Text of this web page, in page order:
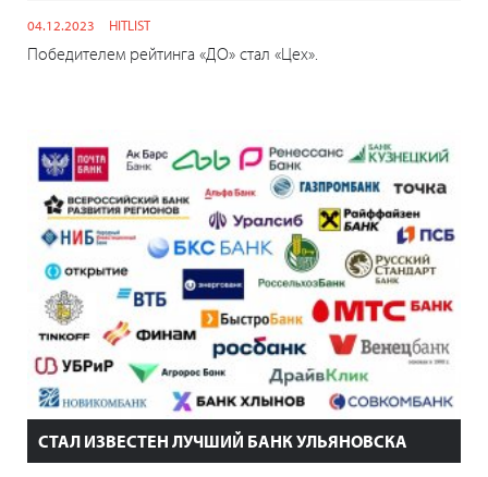
04.12.2023 HITLIST
Победителем рейтинга «ДО» стал «Цех».
СТАЛ ИЗВЕСТЕН ЛУЧШИЙ БАНК УЛЬЯНОВСКА